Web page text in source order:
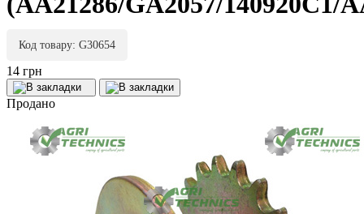
Код товару: G30654
14 грн
Продано